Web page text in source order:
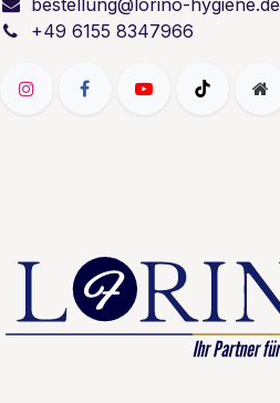
bestellung@lorino-hygiene.de
+49 6155 8347966